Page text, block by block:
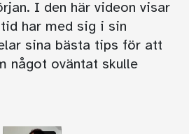
I den här videon visar
har med sig i sin
sina bästa tips för att
något oväntat skulle